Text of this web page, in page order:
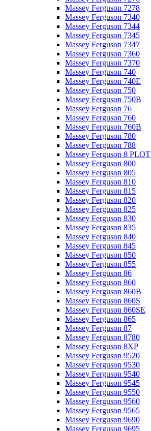
Massey Ferguson 7278
Massey Ferguson 7340
Massey Ferguson 7344
Massey Ferguson 7345
Massey Ferguson 7347
Massey Ferguson 7360
Massey Ferguson 7370
Massey Ferguson 740
Massey Ferguson 740E
Massey Ferguson 750
Massey Ferguson 750B
Massey Ferguson 76
Massey Ferguson 760
Massey Ferguson 760B
Massey Ferguson 780
Massey Ferguson 788
Massey Ferguson 8 PLOT
Massey Ferguson 800
Massey Ferguson 805
Massey Ferguson 810
Massey Ferguson 815
Massey Ferguson 820
Massey Ferguson 825
Massey Ferguson 830
Massey Ferguson 835
Massey Ferguson 840
Massey Ferguson 845
Massey Ferguson 850
Massey Ferguson 855
Massey Ferguson 86
Massey Ferguson 860
Massey Ferguson 860B
Massey Ferguson 860S
Massey Ferguson 860SE
Massey Ferguson 865
Massey Ferguson 87
Massey Ferguson 8780
Massey Ferguson 8XP
Massey Ferguson 9520
Massey Ferguson 9530
Massey Ferguson 9540
Massey Ferguson 9545
Massey Ferguson 9550
Massey Ferguson 9560
Massey Ferguson 9565
Massey Ferguson 9690
Massey Ferguson 9695